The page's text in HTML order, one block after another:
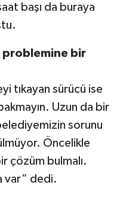
başı da buraya
problemine bir
tıkayan sürücü ise
Uzun da bir
sorunu
Öncelikle
çözüm bulmalı.
var” dedi.